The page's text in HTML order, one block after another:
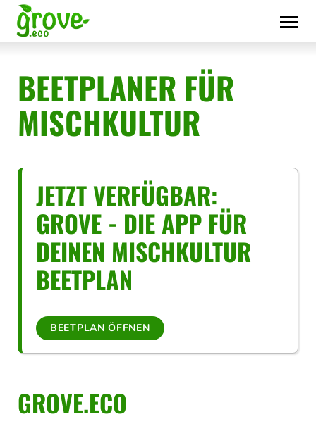
Skip
to
content
BEETPLANER FÜR
MISCHKULTUR
JETZT VERFÜGBAR:
GROVE - DIE APP FÜR
DEINEN MISCHKULTUR
BEETPLAN
BEETPLAN ÖFFNEN
GROVE.ECO